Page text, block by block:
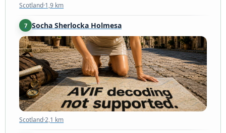
Scotland·1,9 km
7 Socha Sherlocka Holmesa
Scotland·2,1 km
Scotland·2,1 km